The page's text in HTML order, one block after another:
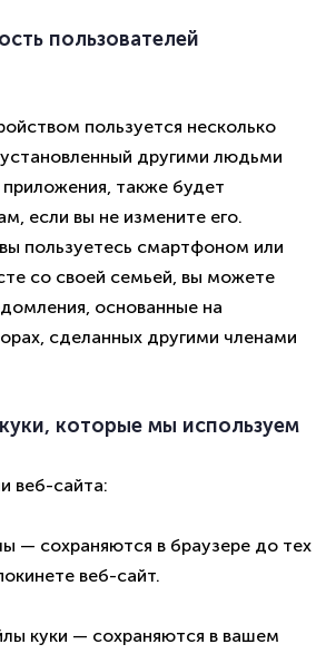
пользователей
пользуется несколько
другими людьми
также будет
если вы не измените его.
пользуетесь смартфоном или
со своей семьей, вы можете
основанные на
сделанных другими членами
которые мы используем
веб-сайта:
— сохраняются в браузере до тех
веб-сайт.
куки — сохраняются в вашем